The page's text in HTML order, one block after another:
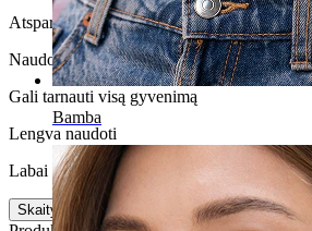
Bamba
Atsparus vandeniui
Naudojimo trukmė
Gali tarnauti visą gyvenimą
Lengva naudoti
Labai lengvas
Skaityti daugiau